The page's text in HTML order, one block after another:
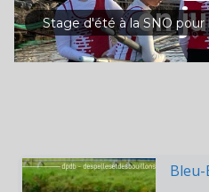
en
Stage d'été à la SNO pour
Bleu-